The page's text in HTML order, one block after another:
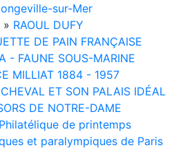
sur-Mer
» RAOUL DUFY
DE PAIN FRANÇAISE
- FAUNE SOUS-MARINE
MILLIAT 1884 - 1957
ET SON PALAIS IDÉAL
DE NOTRE-DAME
de printemps
et paralympiques de Paris